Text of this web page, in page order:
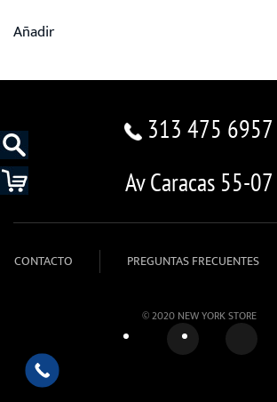
Añadir
313 475 6957
Av Caracas 55-07
CONTACTO PREGUNTAS FRECUENTES
© 2020 NEW YORK STORE